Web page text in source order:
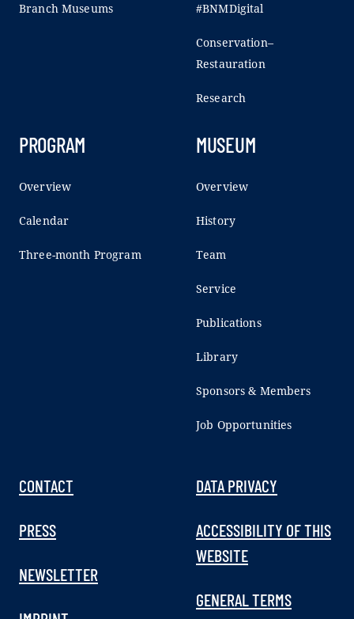
Branch Museums #BNMDigital
Conservation–
Restauration
Research
PROGRAM
Overview
Calendar
Three-month Program
MUSEUM
Overview
History
Team
Service
Publications
Library
Sponsors & Members
Job Opportunities
CONTACT
PRESS
NEWSLETTER
DATA PRIVACY
ACCESSIBILITY OF THIS
WEBSITE
GENERAL TERMS